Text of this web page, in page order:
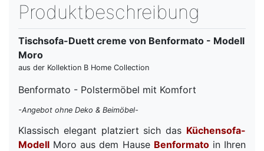
Produktbeschreibung
Tischsofa-Duett creme von Benformato - Modell
Moro
aus der Kollektion B Home Collection
Benformato - Polstermöbel mit Komfort
-Angebot ohne Deko & Beimöbel-
Klassisch elegant platziert sich das Küchensofa-
Modell Moro aus dem Hause Benformatoin Ihren